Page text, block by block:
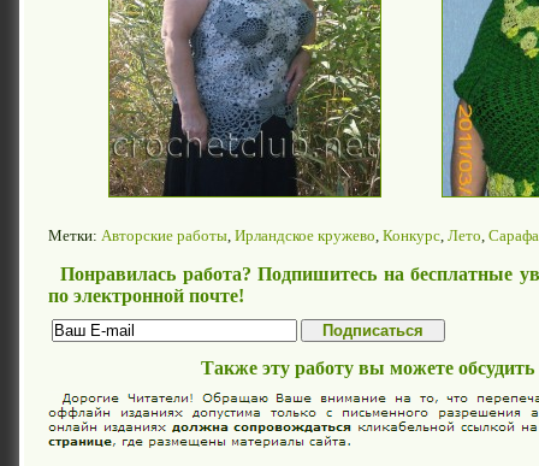
Метки: Авторские работы Ирландское кружево Конкурс Лето
Понравилась работа? Подпишитесь на бесплатные
по электронной почте!
Также эту работу вы можете